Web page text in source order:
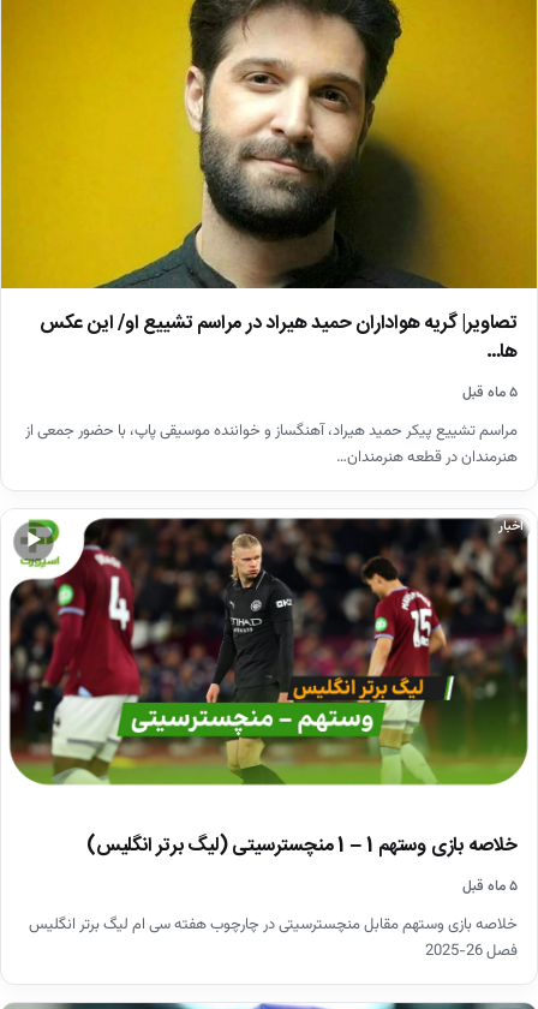
تصاویر| گریه هواداران حمید هیراد در مراسم تشییع او/ این عکس
ها…
۵ ماه قبل
مراسم تشییع پیکر حمید هیراد، آهنگساز و خواننده موسیقی پاپ، با حضور جمعی از
هنرمندان در قطعه هنرمندان…
▶
اخبار
خلاصه بازی وستهم 1 – 1 منچسترسیتی (لیگ برتر انگلیس)
۵ ماه قبل
خلاصه بازی وستهم مقابل منچسترسیتی در چارچوب هفته سی ام لیگ برتر انگلیس
فصل 26-2025